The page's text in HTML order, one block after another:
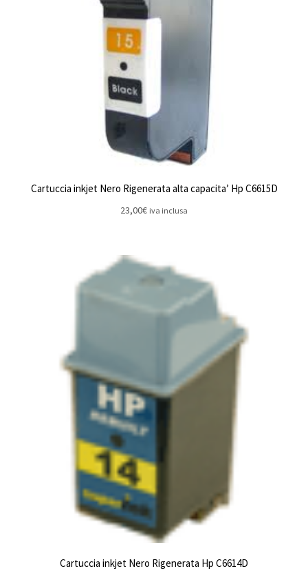
Cartuccia inkjet Nero Rigenerata alta capacita’ Hp C6615D
23,00€ iva inclusa
Cartuccia inkjet Nero Rigenerata Hp C6614D